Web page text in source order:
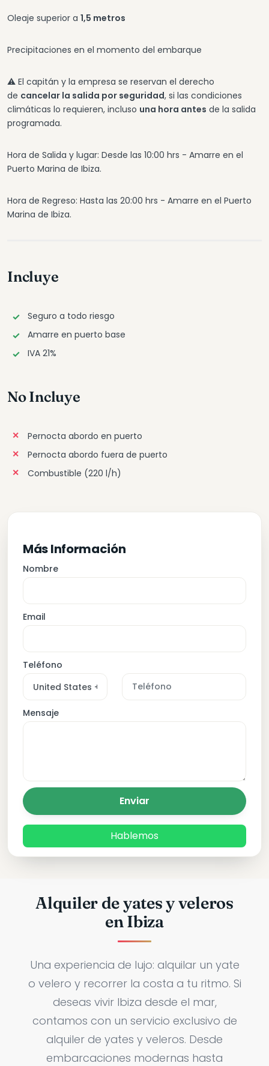
Oleaje superior a 1,5 metros
Precipitaciones en el momento del embarque
⚠️ El capitán y la empresa se reservan el derecho
de cancelar la salida por seguridad, si las condiciones
climáticas lo requieren, incluso una hora antes de la salida
programada.
Hora de Salida y lugar: Desde las 10:00 hrs - Amarre en el
Puerto Marina de Ibiza.
Hora de Regreso: Hasta las 20:00 hrs - Amarre en el Puerto
Marina de Ibiza.
Incluye
Seguro a todo riesgo
Amarre en puerto base
IVA 21%
No Incluye
Pernocta abordo en puerto
Pernocta abordo fuera de puerto
Combustible (220 l/h)
Más Información
Nombre
Email
Teléfono
Mensaje
Enviar
Hablemos
Alquiler de yates y veleros
en Ibiza
Una experiencia de lujo: alquilar un yate
o velero y recorrer la costa a tu ritmo. Si
deseas vivir Ibiza desde el mar,
contamos con un servicio exclusivo de
alquiler de yates y veleros. Desde
embarcaciones modernas hasta